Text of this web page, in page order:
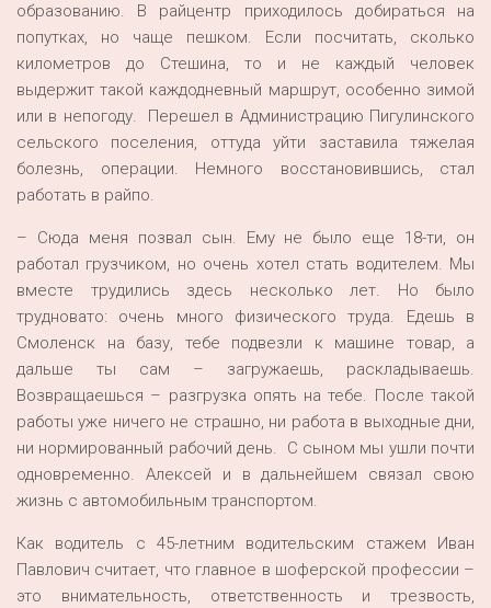
образованию. В райцентр приходилось добираться на
попутках, но чаще пешком. Если посчитать, сколько
километров до Стешина, то и не каждый человек
выдержит такой каждодневный маршрут, особенно зимой
или в непогоду. Перешел в Администрацию Пигулинского
сельского поселения, оттуда уйти заставила тяжелая
болезнь, операции. Немного восстановившись, стал
работать в райпо.
– Сюда меня позвал сын. Ему не было еще 18-ти, он
работал грузчиком, но очень хотел стать водителем. Мы
вместе трудились здесь несколько лет. Но было
трудновато: очень много физического труда. Едешь в
Смоленск на базу, тебе подвезли к машине товар, а
дальше ты сам – загружаешь, раскладываешь.
Возвращаешься – разгрузка опять на тебе. После такой
работы уже ничего не страшно, ни работа в выходные дни,
ни нормированный рабочий день. С сыном мы ушли почти
одновременно. Алексей и в дальнейшем связал свою
жизнь с автомобильным транспортом.
Как водитель с 45-летним водительским стажем Иван
Павлович считает, что главное в шоферской профессии –
это внимательность, ответственность и трезвость,